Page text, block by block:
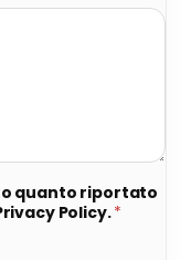
quanto riportato
Policy.*